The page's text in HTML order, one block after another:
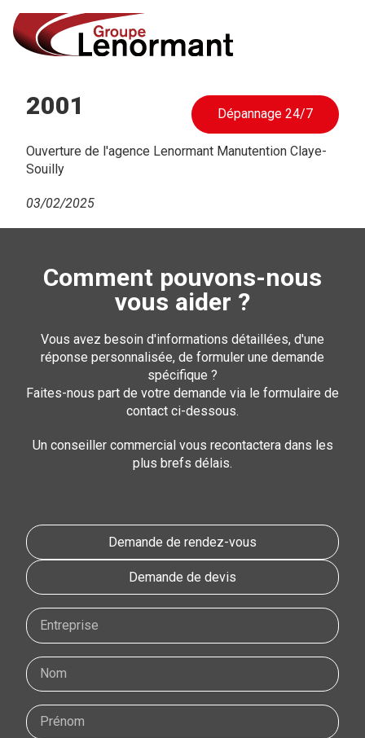
Dépannage 24/7
2001
Ouverture de l'agence Lenormant Manutention Claye-
Souilly
03/02/2025
Comment pouvons-nous
vous aider ?
Vous avez besoin d'informations détaillées, d'une
réponse personnalisée, de formuler une demande
spécifique ?
Faites-nous part de votre demande via le formulaire de
contact ci-dessous.
Un conseiller commercial vous recontactera dans les
plus brefs délais.
Demande de rendez-vous
Demande de devis